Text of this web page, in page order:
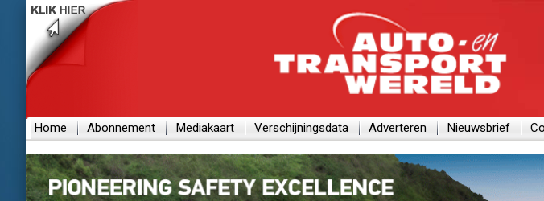
Home Abonnement Mediakaart Verschijningsdata Adverteren Nieuwsbrief